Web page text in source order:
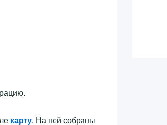
карту. На ней собраны